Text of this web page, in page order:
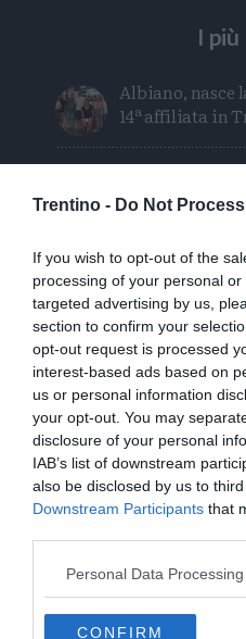
Trentino - Do Not
If you wish to opt-out of the
processing of your personal
targeted advertising by us,
section to confirm your
opt-out request is processed
interest-based ads based on
us or personal information
your opt-out. You may
disclosure of your personal
IAB’s list of downstream
also be disclosed by us to
Downstream Participants that
Personal Data
CONFIRM
I
Albiano, nasce
14ª affiliata in
Orsi, un
mappe degli
ingannare»
Stasera a Folgaria il docufilm sul
Escursione
piange
Intervento sul
Presanella:
quattro persone